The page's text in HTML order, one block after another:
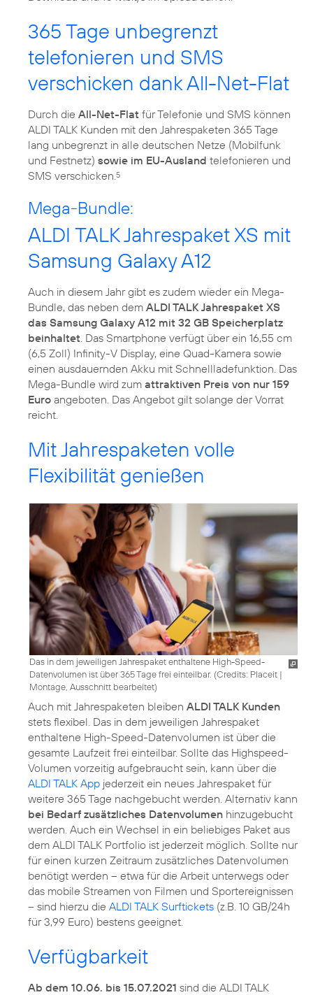
365 Tage unbegrenzt
telefonieren und SMS
verschicken dank All-Net-Flat
Durch die All-Net-Flat für Telefonie und SMS können
ALDI TALK Kunden mit den Jahrespaketen 365 Tage
lang unbegrenzt in alle deutschen Netze (Mobilfunk
und Festnetz) sowie im EU-Ausland telefonieren und
SMS verschicken.5
Mega-Bundle:
ALDI TALK Jahrespaket XS mit
Samsung Galaxy A12
Auch in diesem Jahr gibt es zudem wieder ein Mega-
Bundle, das neben dem ALDI TALK Jahrespaket XS
das Samsung Galaxy A12 mit 32 GB Speicherplatz
beinhaltet. Das Smartphone verfügt über ein 16,55 cm
(6,5 Zoll) Infinity-V Display, eine Quad-Kamera sowie
einen ausdauernden Akku mit Schnellladefunktion. Das
Mega-Bundle wird zum attraktiven Preis von nur 159
Euro angeboten. Das Angebot gilt solange der Vorrat
reicht.
Mit Jahrespaketen volle
Flexibilität genießen
Das in dem jeweiligen Jahrespaket enthaltene High-Speed-
Datenvolumen ist über 365 Tage frei einteilbar. (Credits: Placeit |
Montage, Ausschnitt bearbeitet)
Auch mit Jahrespaketen bleiben ALDI TALK Kunden
stets flexibel. Das in dem jeweiligen Jahrespaket
enthaltene High-Speed-Datenvolumen ist über die
gesamte Laufzeit frei einteilbar. Sollte das Highspeed-
Volumen vorzeitig aufgebraucht sein, kann über die
ALDI TALK App jederzeit ein neues Jahrespaket für
weitere 365 Tage nachgebucht werden. Alternativ kann
bei Bedarf zusätzliches Datenvolumen hinzugebucht
werden. Auch ein Wechsel in ein beliebiges Paket aus
dem ALDI TALK Portfolio ist jederzeit möglich. Sollte nur
für einen kurzen Zeitraum zusätzliches Datenvolumen
benötigt werden – etwa für die Arbeit unterwegs oder
das mobile Streamen von Filmen und Sportereignissen
– sind hierzu die ALDI TALK Surftickets (z.B. 10 GB/24h
für 3,99 Euro) bestens geeignet.
Verfügbarkeit
Ab dem 10.06. bis 15.07.2021 sind die ALDI TALK